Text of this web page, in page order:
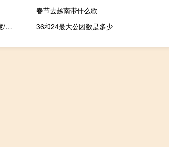
春节去越南带什么歌
【Autoit原创单文件】程序窗口控制工具v1.2（置顶/修改标题/透明度/鼠标穿透）
36和24最大公因数是多少